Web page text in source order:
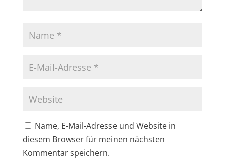
Name, E-Mail-Adresse und Website in
diesem Browser für meinen nächsten
Kommentar speichern.